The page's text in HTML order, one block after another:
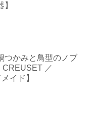
つかみと鳥型のノブ
CREUSET ／
イド】